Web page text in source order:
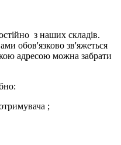
з наших складів.
обов'язково зв'яжеться
адресою можна забрати
;